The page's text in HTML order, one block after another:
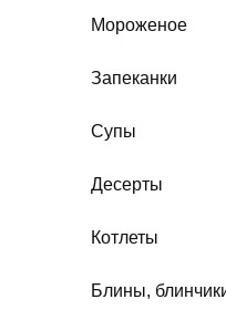
Мороженое
Запеканки
Супы
Десерты
Котлеты
Блины,